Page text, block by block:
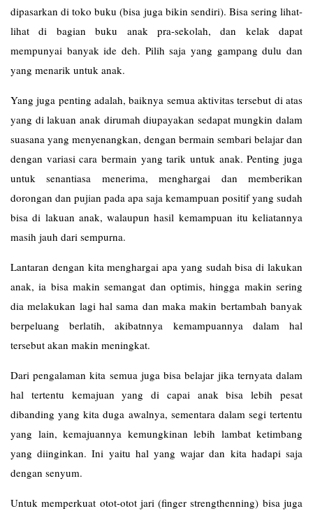
dipasarkan di toko buku (bisa juga bikin sendiri). Bisa sering lihat-
lihat di bagian buku anak pra-sekolah, dan kelak dapat
mempunyai banyak ide deh. Pilih saja yang gampang dulu dan
yang menarik untuk anak.
Yang juga penting adalah, baiknya semua aktivitas tersebut di atas
yang di lakuan anak dirumah diupayakan sedapat mungkin dalam
suasana yang menyenangkan, dengan bermain sembari belajar dan
dengan variasi cara bermain yang tarik untuk anak. Penting juga
untuk senantiasa menerima, menghargai dan memberikan
dorongan dan pujian pada apa saja kemampuan positif yang sudah
bisa di lakuan anak, walaupun hasil kemampuan itu keliatannya
masih jauh dari sempurna.
Lantaran dengan kita menghargai apa yang sudah bisa di lakukan
anak, ia bisa makin semangat dan optimis, hingga makin sering
dia melakukan lagi hal sama dan maka makin bertambah banyak
berpeluang berlatih, akibatnnya kemampuannya dalam hal
tersebut akan makin meningkat.
Dari pengalaman kita semua juga bisa belajar jika ternyata dalam
hal tertentu kemajuan yang di capai anak bisa lebih pesat
dibanding yang kita duga awalnya, sementara dalam segi tertentu
yang lain, kemajuannya kemungkinan lebih lambat ketimbang
yang diinginkan. Ini yaitu hal yang wajar dan kita hadapi saja
dengan senyum.
Untuk memperkuat otot-otot jari (finger strengthenning) bisa juga